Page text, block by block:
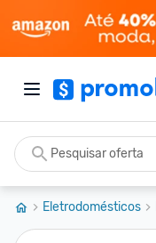
Eletrodomésticos